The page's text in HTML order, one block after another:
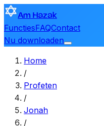
Am Hazak
FunctiesFAQContact
Nu downloaden
Home
/
Profeten
/
Jonah
/